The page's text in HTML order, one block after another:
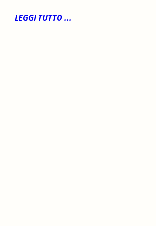
LEGGI TUTTO ...